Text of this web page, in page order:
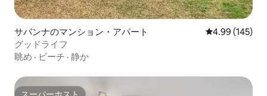
サバンナのマンション・アパート レビュー145
4.99 (145)
グッドライフ
眺め · ビーチ · 静か